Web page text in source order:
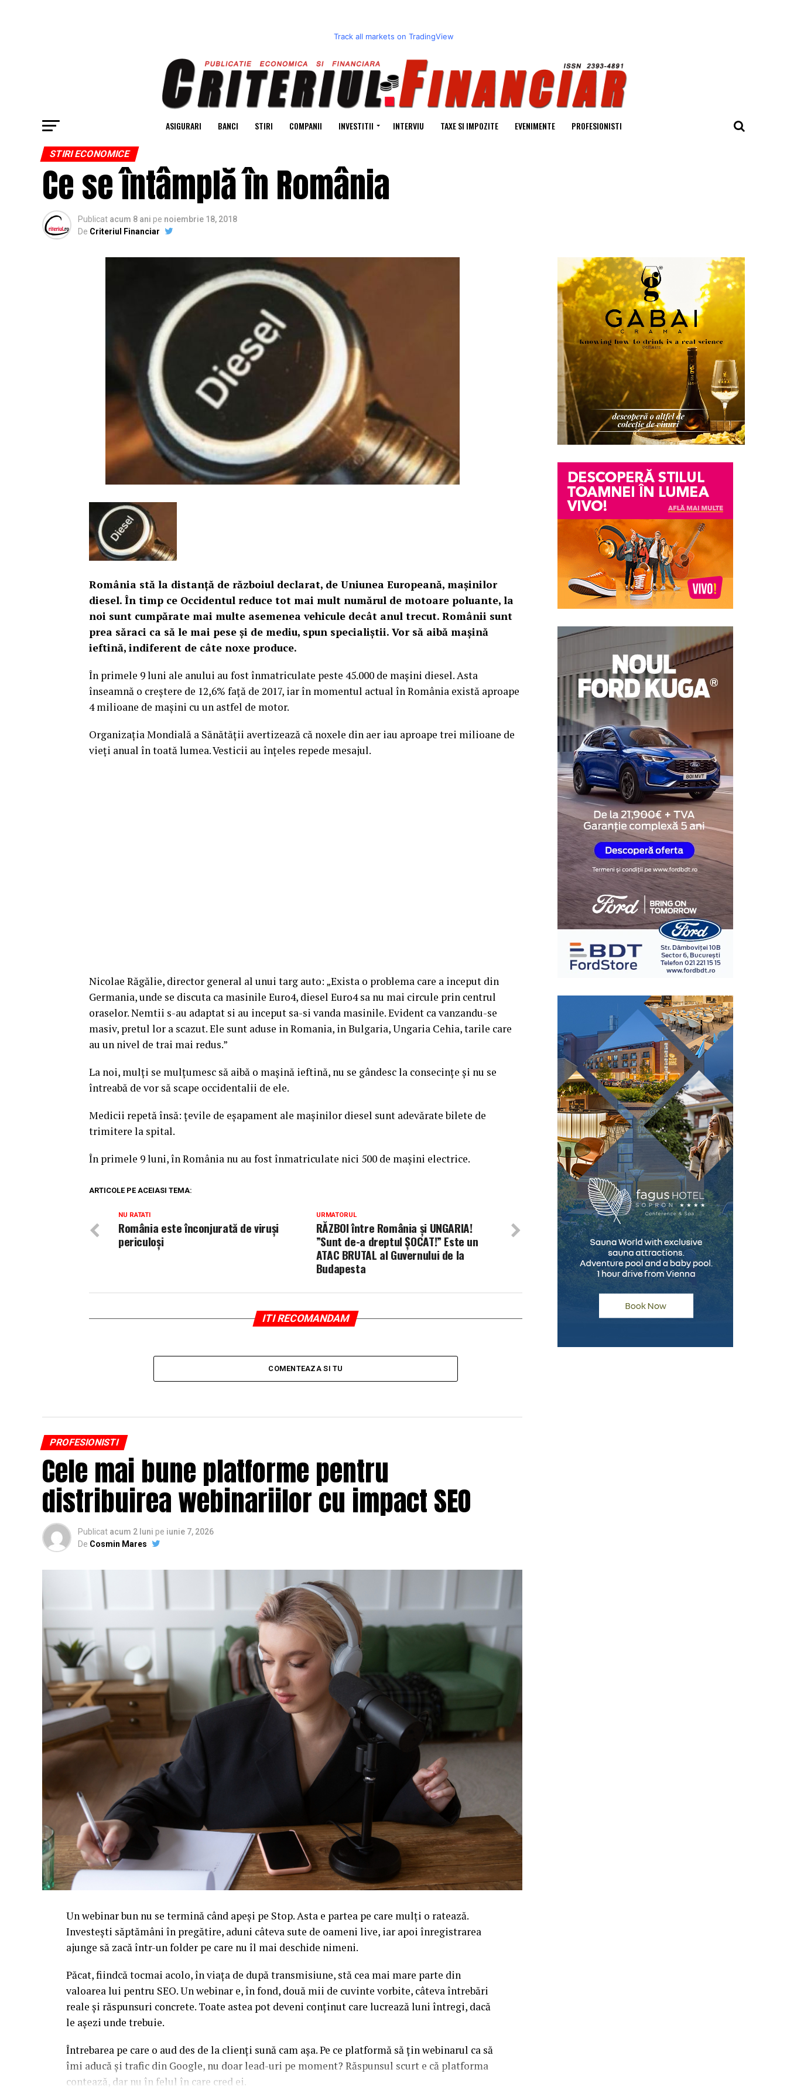
Track all markets on TradingView
ASIGURARI BANCI STIRI COMPANII INVESTITII INTERVIU TAXE SI IMPOZITE EVENIMENTE PROFESIONISTI
STIRI ECONOMICE
Ce se întâmplă în România
Publicat acum 8 ani pe noiembrie 18, 2018
De Criteriul Financiar
România stă la distanţă de războiul declarat, de Uniunea Europeană, maşinilor
diesel. În timp ce Occidentul reduce tot mai mult numărul de motoare poluante, la
noi sunt cumpărate mai multe asemenea vehicule decât anul trecut. Românii sunt
prea săraci ca să le mai pese şi de mediu, spun specialiştii. Vor să aibă maşină
ieftină, indiferent de câte noxe produce.
În primele 9 luni ale anului au fost înmatriculate peste 45.000 de maşini diesel.Asta
înseamnă o creştere de 12,6% faţă de 2017, iar în momentul actual în România există aproape
4 milioane de maşini cu un astfel de motor.
Organizaţia Mondială a Sănătăţii avertizează că noxele din aer iau aproape trei milioane de
vieţi anual în toată lumea. Vesticii au înţeles repede mesajul.
Nicolae Răgălie, director general al unui targ auto: „Exista o problema care a inceput din
Germania, unde se discuta ca masinile Euro4, diesel Euro4 sa nu mai circule prin centrul
oraselor. Nemtii s-au adaptat si au inceput sa-si vanda masinile. Evident ca vanzandu-se
masiv, pretul lor a scazut. Ele sunt aduse in Romania, in Bulgaria, Ungaria Cehia, tarile care
au un nivel de trai mai redus.”
La noi, mulţi se mulţumesc să aibă o maşină ieftină, nu se gândesc la consecinţe şi nu se
întreabă de vor să scape occidentalii de ele.
Medicii repetă însă: ţevile de eşapament ale maşinilor diesel sunt adevărate bilete de
trimitere la spital.
În primele 9 luni, în România nu au fost înmatriculate nici 500 de maşini electrice.
ARTICOLE PE ACEIASI TEMA:
URMATORUL
RĂZBOI între România și UNGARIA!
”Sunt de-a dreptul ȘOCAT!” Este un
ATAC BRUTAL al Guvernului de la
Budapesta
NU RATATI
România este înconjurată de viruși
periculoși
ITI RECOMANDAM
COMENTEAZA SI TU
PROFESIONISTI
Cele mai bune platforme pentru
distribuirea webinariilor cu impact SEO
Publicat acum 2 luni pe iunie 7, 2026
De Cosmin Mares
Un webinar bun nu se termină când apeși pe Stop. Asta e partea pe care mulți o ratează.
Investești săptămâni în pregătire, aduni câteva sute de oameni live, iar apoi înregistrarea
ajunge să zacă într-un folder pe care nu îl mai deschide nimeni.
Păcat, fiindcă tocmai acolo, în viața de după transmisiune, stă cea mai mare parte din
valoarea lui pentru SEO. Un webinar e, în fond, două mii de cuvinte vorbite, câteva întrebări
reale și răspunsuri concrete. Toate astea pot deveni conținut care lucrează luni întregi, dacă
le așezi unde trebuie.
Întrebarea pe care o aud des de la clienți sună cam așa. Pe ce platformă să țin webinarul ca să
îmi aducă și trafic din Google, nu doar lead-uri pe moment? Răspunsul scurt e că platforma
contează, dar nu în felul în care cred ei.